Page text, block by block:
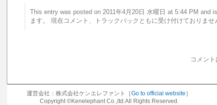
This entry was posted on 2011年4月20日 水曜日 at 5:44 PM
ます。 現在コメント、トラックバックともに受け付けておりませ
コメン
運営会社：株式会社ケンエレファント［Go to official website ］
Copyright ©Kenelephant Co.,ltd.All Rights Reserved.